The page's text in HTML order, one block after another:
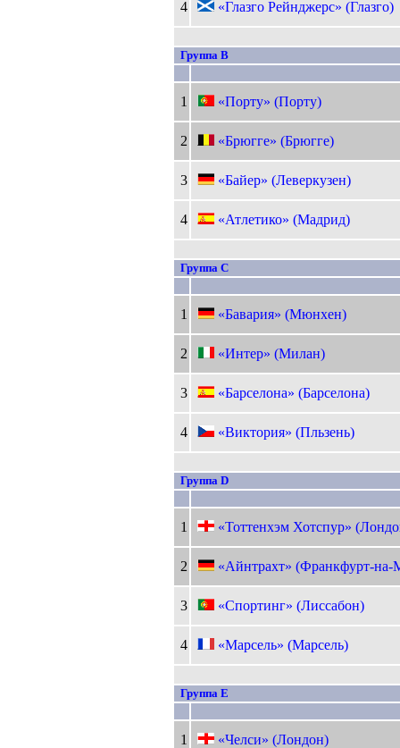
4 «Глазго Рейнджерс» (Глазго)
Группа B
1 «Порту» (Порту)
2 «Брюгге» (Брюгге)
3 «Байер» (Леверкузен)
4 «Атлетико» (Мадрид)
Группа C
1 «Бавария» (Мюнхен)
2 «Интер» (Милан)
3 «Барселона» (Барселона)
4 «Виктория» (Пльзень)
Группа D
1 «Тоттенхэм Хотспур»
2 «Айнтрахт» (Франкфурт-на-
3 «Спортинг» (Лиссабон)
4 «Марсель» (Марсель)
Группа E
1 «Челси» (Лондон)